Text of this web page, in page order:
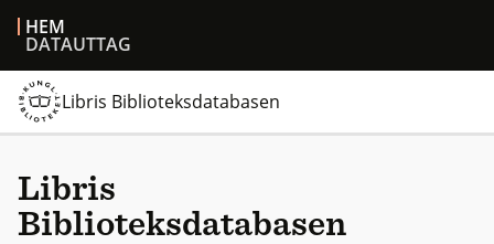
HEM
DATAUTTAG
Libris Biblioteksdatabasen
Libris
Biblioteksdatabasen